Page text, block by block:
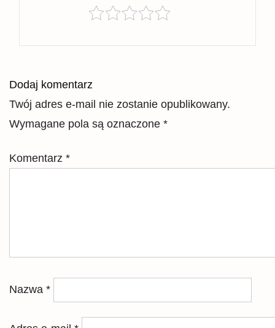
Dodaj komentarz
Twój adres e-mail nie zostanie opublikowany.
Wymagane pola są oznaczone *
Komentarz *
Nazwa *